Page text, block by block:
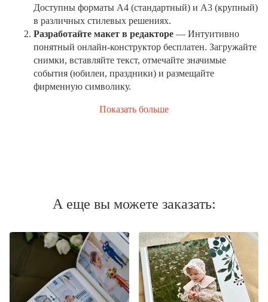
Доступны форматы А4 (стандартный) и А3 (крупный)
в различных стилевых решениях.
Разработайте макет в редакторе — Интуитивно
понятный онлайн-конструктор бесплатен. Загружайте
снимки, вставляйте текст, отмечайте значимые
события (юбилеи, праздники) и размещайте
фирменную символику.
Показать больше
А еще вы можете заказать: